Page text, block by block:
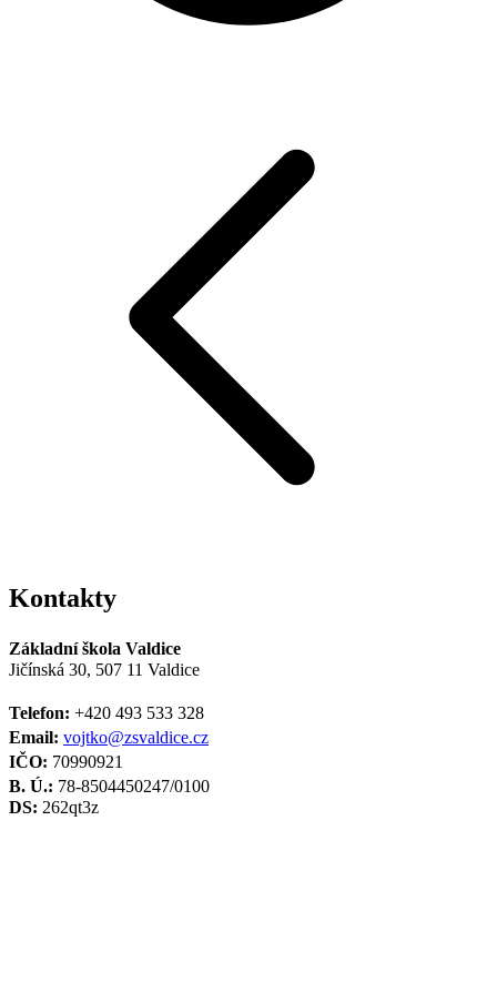
Kontakty
Základní škola Valdice
Jičínská 30, 507 11 Valdice
Telefon: +420 493 533 328
Email: vojtko@zsvaldice.cz
IČO: 70990921
B. Ú.: 78-8504450247/0100
DS: 262qt3z